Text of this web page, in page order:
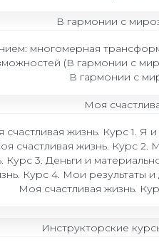
В гармонии с
многомерная
(В гармонии с
В гармонии с
Моя
счастливая жизнь. Курс 1. Я
счастливая жизнь. Курс 2.
Курс 3. Деньги и
Курс 4. Мои результаты
Моя счастливая жизнь.
Инструкторские
Л035-01277-66/